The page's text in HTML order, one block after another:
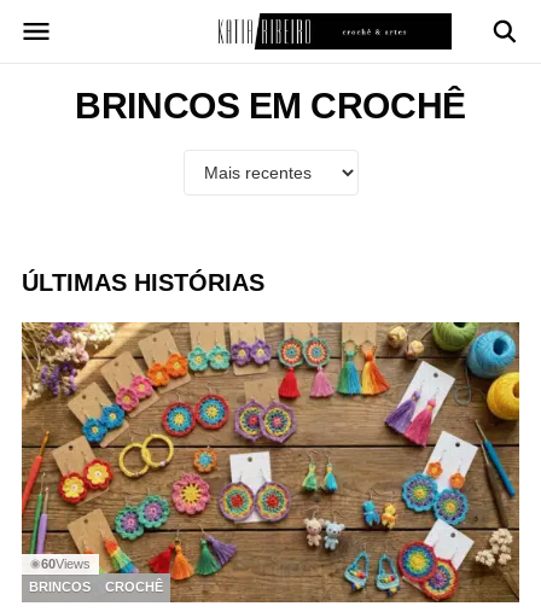
para
conteúdoBRINCOS EM CROCHÊ
ÚLTIMAS HISTÓRIAS
◉60Views
BRINCOS
CROCHÊ